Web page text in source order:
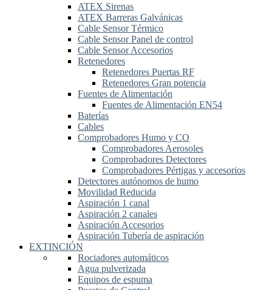
ATEX Sirenas
ATEX Barreras Galvánicas
Cable Sensor Térmico
Cable Sensor Panel de control
Cable Sensor Accesorios
Retenedores
Retenedores Puertas RF
Retenedores Gran potencia
Fuentes de Alimentación
Fuentes de Alimentación EN54
Baterías
Cables
Comprobadores Humo y CO
Comprobadores Aerosoles
Comprobadores Detectores
Comprobadores Pértigas y accesorios
Detectores autónomos de humo
Movilidad Reducida
Aspiración 1 canal
Aspiración 2 canales
Aspiración Accesorios
Aspiración Tubería de aspiración
EXTINCIÓN
Rociadores automáticos
Agua pulverizada
Equipos de espuma